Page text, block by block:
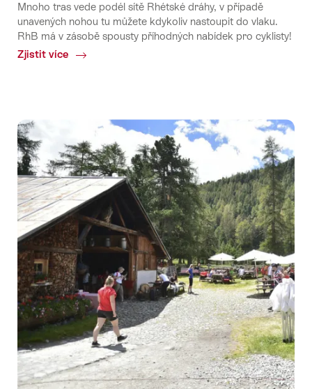
Mnoho tras vede podél sítě Rhétské dráhy, v případě
unavených nohou tu můžete kdykoliv nastoupit do vlaku.
RhB má v zásobě spousty příhodných nabídek pro cyklisty!
Zjistit více
Common.Of